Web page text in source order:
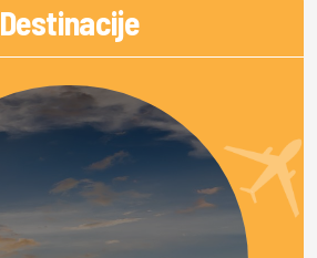
Destinacije